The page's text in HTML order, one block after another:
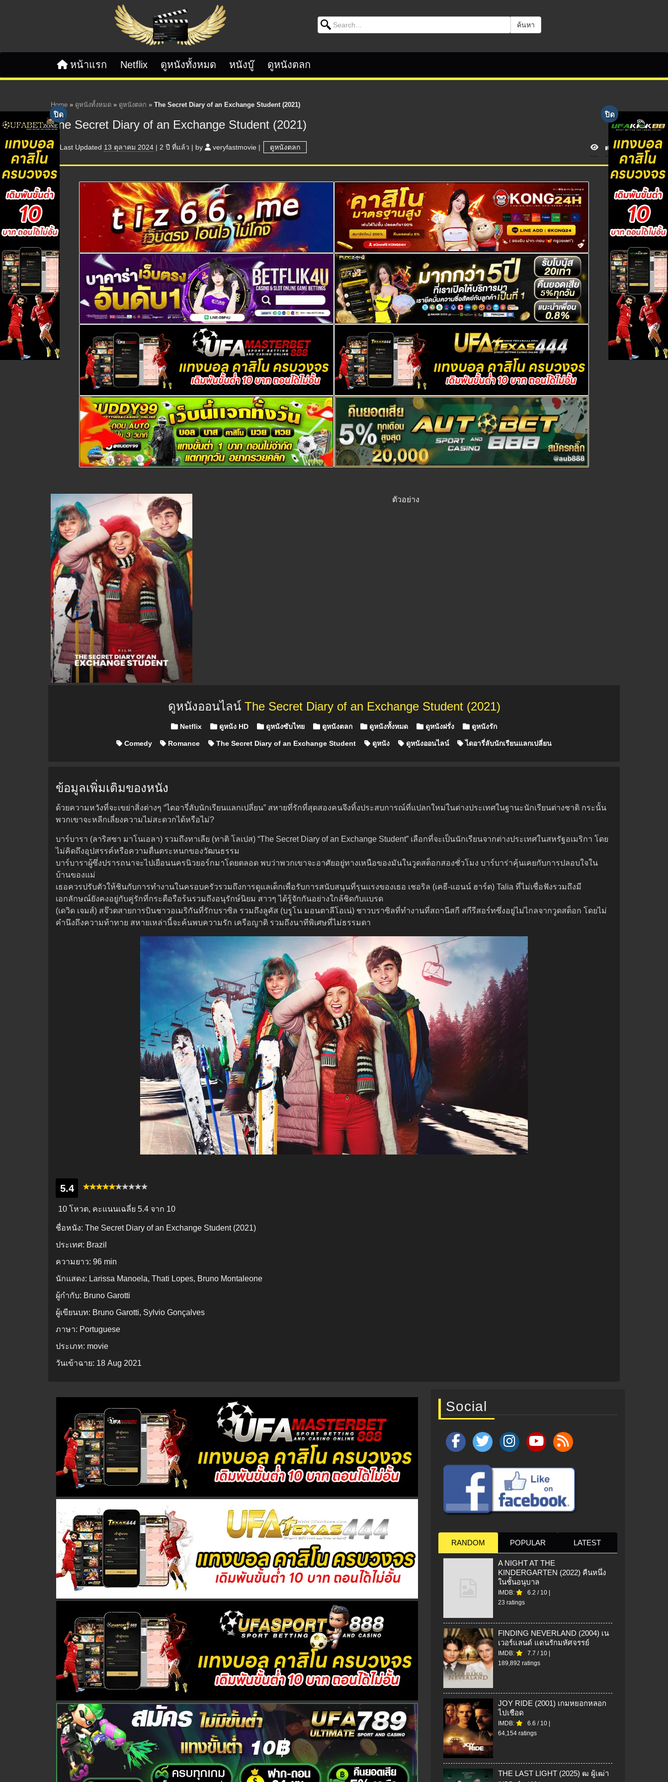
Search for: ค้นหา
หน้าแรก Netflix ดูหนังทั้งหมด หนังบู๊ ดูหนังตลก
Home » ดูหนังทั้งหมด » ดูหนังตลก » The Secret Diary of an Exchange Student (2021)
The Secret Diary of an Exchange Student (2021)
Last Updated 13 ตุลาคม 2024 | 2 ปี ที่แล้ว | by veryfastmovie | ดูหนังตลก V
i
ตัวอย่าง
ดูหนังออนไลน์ The Secret Diary of an Exchange Student (2021)
Posted in
Netflix ดูหนัง HD ดูหนังซับไทย ดูหนังตลก ดูหนังทั้งหมด ดูหนังฝรั่ง ดูหนังรัก
Comedy Romance The Secret Diary of an Exchange Student ดูหนัง ดูหนังออนไลน์ ไดอารี่ลับนักเรียนแลกเปลี่ยน
ข้อมูลเพิ่มเติมของหนัง
ด้วยความหวังที่จะเขย่าสิ่งต่างๆ “ไดอารี่ลับนักเรียนแลกเปลี่ยน” สหายที่รักที่สุดสองคนจึงทิ้งประสบการณ์ที่แปลกใหม่ในต่างประเทศในฐานะนักเรียนต่างชาติ กระนั้น
พวกเขาจะหลีกเลี่ยงความไม่สะดวกได้หรือไม่?
บาร์บารา (ลาริสซา มาโนเอลา) รวมถึงทาเลีย (ทาติ โลเปส) “The Secret Diary of an Exchange Student” เลือกที่จะเป็นนักเรียนจากต่างประเทศในสหรัฐอเมริกา โดย
ไม่คิดถึงอุปสรรค์หรือความตื่นตระหนกของวัฒนธรรม
บาร์บาราผู้ซึ่งปรารถนาจะไปเยือนนครนิวยอร์กมาโดยตลอด พบว่าพวกเขาจะอาศัยอยู่ทางเหนือของมันในวูดสต็อกสองชั่วโมง บาร์บาร่าคุ้นเคยกับการปลอบใจใน
บ้านของแม่
เธอควรปรับตัวให้ชินกับการทำงานในครอบครัวรวมถึงการดูแลเด็กเพื่อรับการสนับสนุนที่รุนแรงของเธอ เชอริล (เคธี-แอนน์ ฮาร์ต) Talia ที่ไม่เชื่อฟังรวมถึงมี
เอกลักษณ์ยังคงอยู่กับคู่รักที่กระตือรือร้นรวมถึงอนุรักษ์นิยม สาวๆ ได้รู้จักกันอย่างใกล้ชิดกับแบรด
(เดวิด เจมส์) สจ๊วตสายการบินชาวอเมริกันที่รักบราซิล รวมถึงลูคัส (บรูโน มอนตาลีโอเน่) ชาวบราซิลที่ทำงานที่สถานีสกี สกีรีสอร์ทซึ่งอยู่ไม่ไกลจากวูดสต็อก โดยไม่
คำนึงถึงความท้าทาย สหายเหล่านี้จะค้นพบความรัก เครือญาติ รวมถึงนาทีพิเศษที่ไม่ธรรมดา
5.4
10 โหวต, คะแนนเฉลี่ย 5.4 จาก 10
ชื่อหนัง: The Secret Diary of an Exchange Student (2021)
ประเทศ: Brazil
ความยาว: 96 min
นักแสดง: Larissa Manoela, Thati Lopes, Bruno Montaleone
ผู้กำกับ: Bruno Garotti
ผู้เขียนบท: Bruno Garotti, Sylvio Gonçalves
ภาษา: Portuguese
ประเภท: movie
วันเข้าฉาย: 18 Aug 2021
Social
RANDOM POPULAR LATEST
A NIGHT AT THE
KINDERGARTEN (2022) คืนหนึ่ง
ในชั้นอนุบาล
IMDB: 6.2 / 10
23 ratings
FINDING NEVERLAND (2004) เน
เวอร์แลนด์ แดนรักมหัศจรรย์
IMDB: 7.7 / 10
189,892 ratings
JOY RIDE (2001) เกมหยอกหลอก
ไปเชือด
IMDB: 6.6 / 10
64,154 ratings
THE LAST LIGHT (2025) ฒ ผู้เฒ่า